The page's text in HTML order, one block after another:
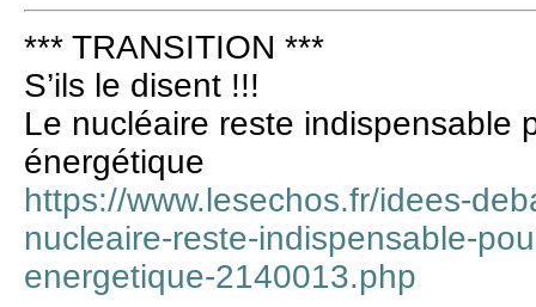
*** TRANSITION ***
S’ils le disent !!!
Le nucléaire reste indispensable
énergétique
https://www.lesechos.fr/idees-
nucleaire-reste-indispensable-
energetique-2140013.php